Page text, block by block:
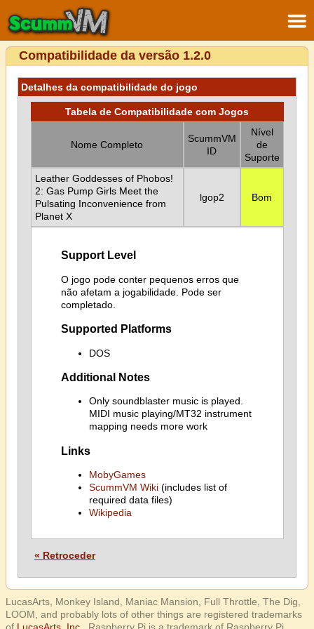
Compatibilidade da versão 1.2.0
Detalhes da compatibilidade do jogo
Tabela de Compatibilidade com Jogos
Nome Completo
ScummVM
ID
Nível
de
Suporte
Leather Goddesses of Phobos!
2: Gas Pump Girls Meet the
Pulsating Inconvenience from
Planet X
lgop2 Bom
Support Level
O jogo pode conter pequenos erros que
não afetam a jogabilidade. Pode ser
completado.
Supported Platforms
DOS
Additional Notes
Only soundblaster music is played.
MIDI music playing/MT32 instrument
mapping needs more work
Links
MobyGames
ScummVM Wiki(includes list of
required data files)
Wikipedia
« Retroceder
LucasArts, Monkey Island, Maniac Mansion, Full Throttle, The Dig,
LOOM, and probably lots of other things are registered trademarks